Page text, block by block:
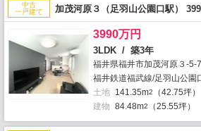
中古
一戸建て
加茂河原３（足羽山公園口駅）
3990万円
3LDK / 築3年
福井県福井市加茂河原３-5-7
福井鉄道福武線/足羽山公園
土地 141.35m2
（42.75坪）
建物 84.48m2 （25.55坪）